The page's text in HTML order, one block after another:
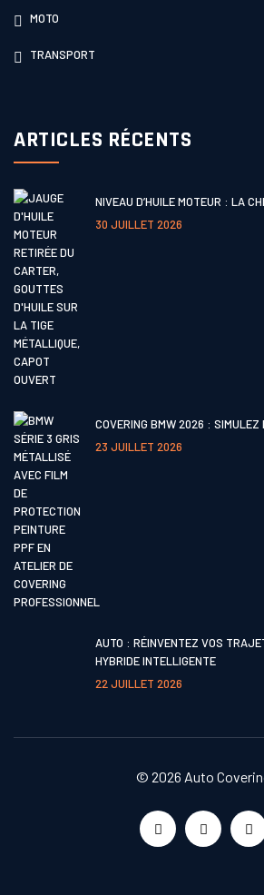
MOTO
TRANSPORT
ARTICLES RÉCENTS
NIVEAU D’HUILE MOTEUR : LA
30 JUILLET 2026
COVERING BMW 2026 : SIMULEZ
23 JUILLET 2026
AUTO : RÉINVENTEZ VOS
HYBRIDE INTELLIGENTE
22 JUILLET 2026
© 2026 Auto